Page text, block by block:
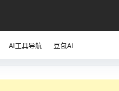
AI工具导航 豆包AI